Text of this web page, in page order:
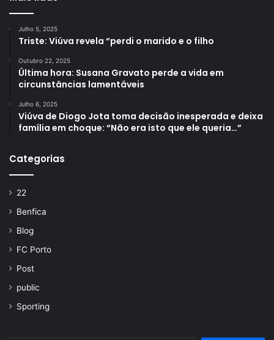
Julho 5, 2025
Triste: Viúva revela “perdi o marido e o filho
Outubro 22, 2025
Última hora: Susana Gravato perde a vida em
circunstâncias lamentáveis
Julho 6, 2025
Viúva de Diogo Jota toma decisão inesperada e deixa
família em choque: “Não era isto que ele queria…”
Categorias
22
Benfica
Blog
FC Porto
Post
public
Sporting